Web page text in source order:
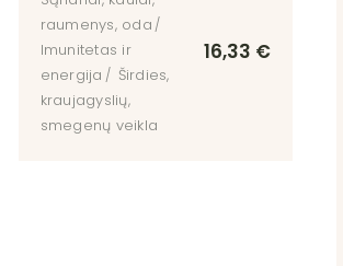
raumenys, oda
Imunitetas ir
energija
Širdies,
kraujagyslių,
smegenų veikla
16,33 €